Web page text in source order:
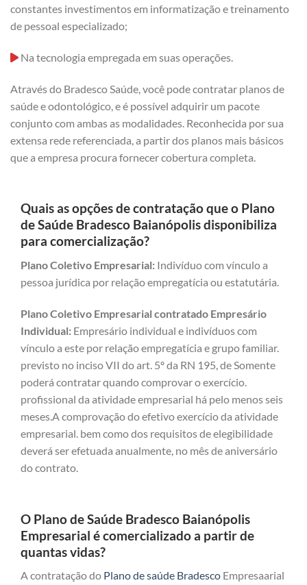
constantes investimentos em informatização e treinamento
de pessoal especializado;
Na tecnologia empregada em suas operações.
Através do Bradesco Saúde, você pode contratar planos de
saúde e odontológico, e é possível adquirir um pacote
conjunto com ambas as modalidades. Reconhecida por sua
extensa rede referenciada, a partir dos planos mais básicos
que a empresa procura fornecer cobertura completa.
Quais as opções de contratação que o Plano
de Saúde Bradesco Baianópolis disponibiliza
para comercialização?
Plano Coletivo Empresarial: Indivíduo com vínculo a
pessoa jurídica por relação empregatícia ou estatutária.
Plano Coletivo Empresarial contratado Empresário
Individual: Empresário individual e indivíduos com
vínculo a este por relação empregatícia e grupo familiar.
previsto no inciso VII do art. 5º da RN 195, de Somente
poderá contratar quando comprovar o exercício.
profissional da atividade empresarial há pelo menos seis
meses.A comprovação do efetivo exercício da atividade
empresarial. bem como dos requisitos de elegibilidade
deverá ser efetuada anualmente, no mês de aniversário
do contrato.
O Plano de Saúde Bradesco Baianópolis
Empresarial é comercializado a partir de
quantas vidas?
A contratação do Plano de saúde Bradesco Empresaarial